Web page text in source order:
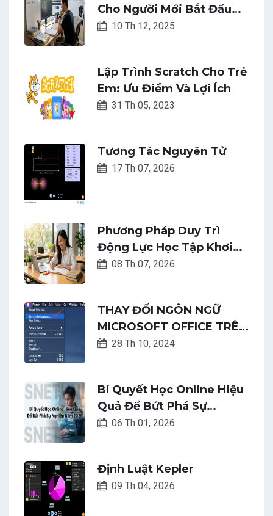
Cho Người Mới Bắt Đầu
Chuyển Đổi Sự Nghiệp
10 Th 12, 2025
Lập Trình Scratch Cho Trẻ
Em: Ưu Điểm Và Lợi Ích
31 Th 05, 2023
Tương Tác Nguyên Tử
17 Th 07, 2026
Phương Pháp Duy Trì
Động Lực Học Tập Khơi
Nguồn Cảm Hứng Mỗi
08 Th 07, 2026
THAY ĐỔI NGÔN NGỮ
MICROSOFT OFFICE TRÊN
MACOS CHỈ VỚI VÀI BƯỚC
28 Th 10, 2024
Bí Quyết Học Online Hiệu
Quả Để Bứt Phá Sự
Nghiệp Năm 2026
06 Th 01, 2026
Định Luật Kepler
09 Th 04, 2026